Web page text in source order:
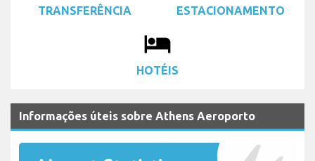
TRANSFERÊNCIA ESTACIONAMENTO
local_hotel
HOTÉIS
Informações úteis sobre Athens Aeroporto